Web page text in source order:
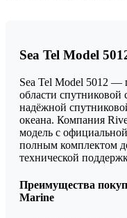
Sea Tel Model
Sea Tel Model 5012 —
области спутниковой
надёжной
океана. Компания
модель с
полным комплектом
технической
Преимущества
Marine